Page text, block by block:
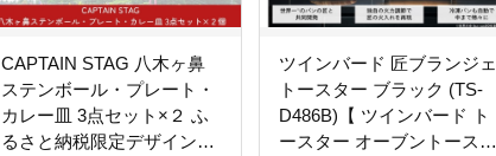
CAPTAIN STAG 八木ヶ鼻
ステンボール・プレート・
カレー皿 3点セット×２ ふ
るさと納税限定デザイン
ツインバード 匠ブランジェ
トースター ブラック (TS-
D486B)【 ツインバード ト
ースター オーブントースタ